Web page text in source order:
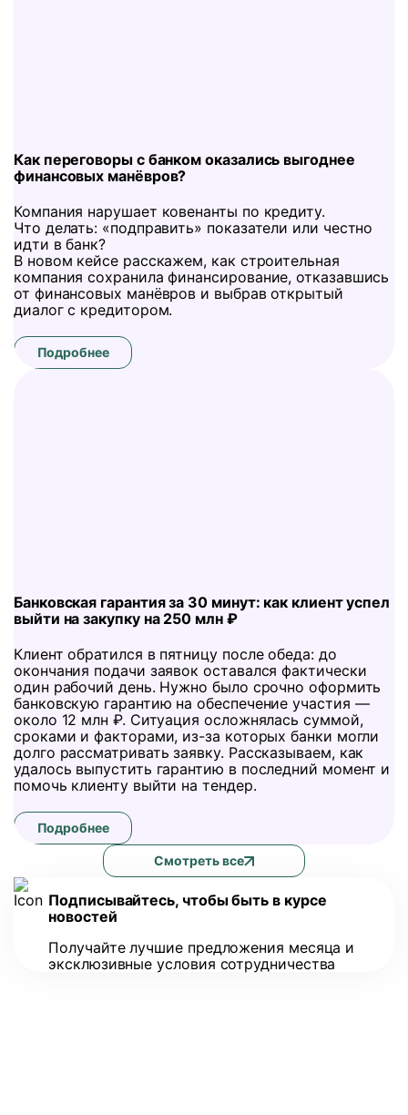
Как переговоры с банком оказались выгоднее
финансовых манёвров?
Компания нарушает ковенанты по кредиту.
Что делать: «подправить» показатели или честно
идти в банк?
В новом кейсе расскажем, как строительная
компания сохранила финансирование, отказавшись
от финансовых манёвров и выбрав открытый
диалог с кредитором.
Подробнее
Банковская гарантия за 30 минут: как клиент успел
выйти на закупку на 250 млн ₽
Клиент обратился в пятницу после обеда: до
окончания подачи заявок оставался фактически
один рабочий день. Нужно было срочно оформить
банковскую гарантию на обеспечение участия —
около 12 млн ₽. Ситуация осложнялась суммой,
сроками и факторами, из-за которых банки могли
долго рассматривать заявку. Рассказываем, как
удалось выпустить гарантию в последний момент и
помочь клиенту выйти на тендер.
Подробнее
Смотреть все
Подписывайтесь, чтобы быть в курсе
новостей
Получайте лучшие предложения месяца и
эксклюзивные условия сотрудничества